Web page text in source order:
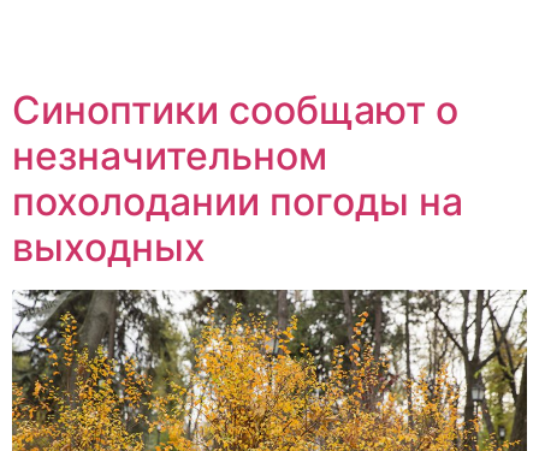
Синоптики сообщают о
незначительном
похолодании погоды на
выходных